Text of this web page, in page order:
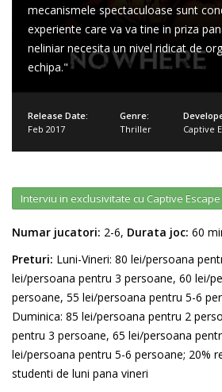
mecanismele spectaculoase sunt
experiente care va va tine in priza
neliniar necesita un nivel ridicat de
echipa."
Release Date:
Feb 2017
Genre:
Thriller
Captive
Interviu in exclusivitate cu Captive Escape
Numar jucatori: 2-6, Durata joc: 60
Preturi: Luni-Vineri: 80 lei/persoana
lei/persoana pentru 3 persoane, 60 lei/
persoane, 55 lei/persoana pentru 5-6
Duminica: 85 lei/persoana pentru 2
pentru 3 persoane, 65 lei/persoana
lei/persoana pentru 5-6 persoane; 20%
studenti de luni pana vineri